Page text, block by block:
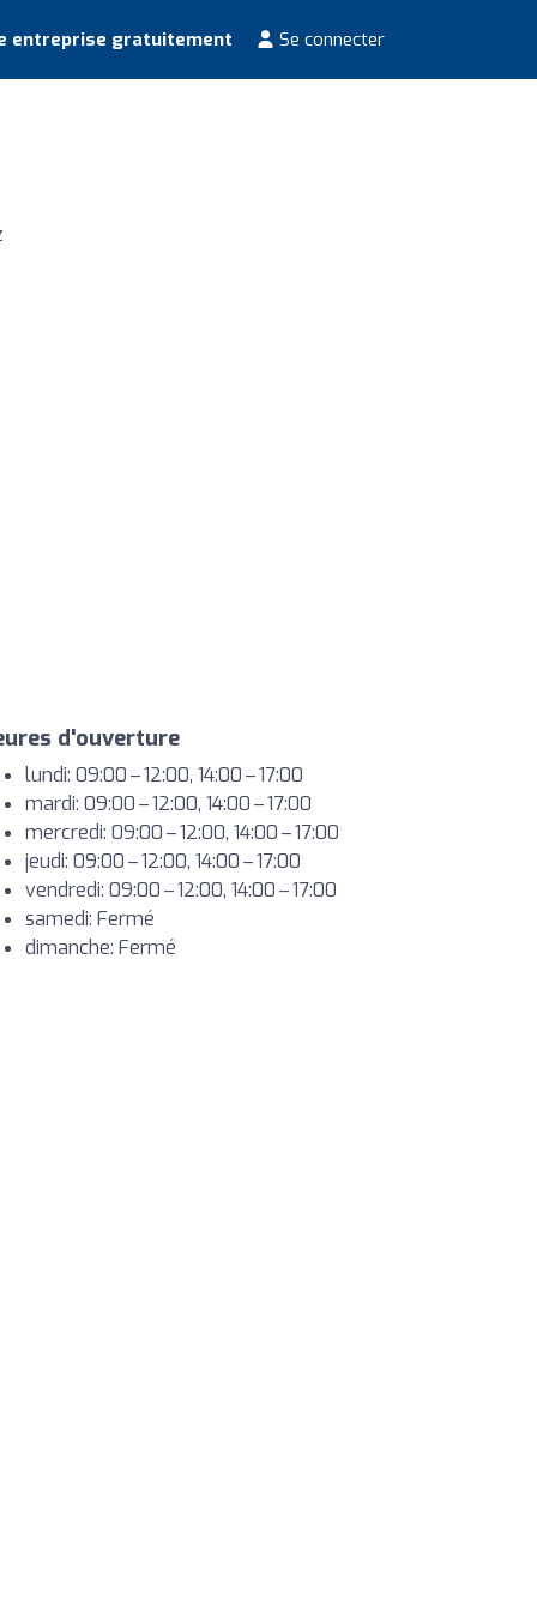
entreprise gratuitement Se connecter
d'ouverture
lundi: 09:00 – 12:00, 14:00 – 17:00
mardi: 09:00 – 12:00, 14:00 – 17:00
mercredi: 09:00 – 12:00, 14:00 – 17:00
jeudi: 09:00 – 12:00, 14:00 – 17:00
vendredi: 09:00 – 12:00, 14:00 – 17:00
samedi: Fermé
dimanche: Fermé